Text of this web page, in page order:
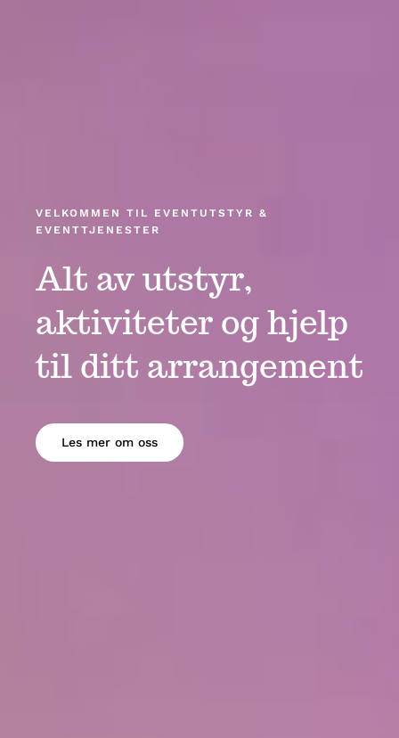
VELKOMMEN TIL EVENTUTSTYR &
EVENTTJENESTER
Alt av utstyr,
aktiviteter og hjelp
til ditt arrangement
Les mer om oss